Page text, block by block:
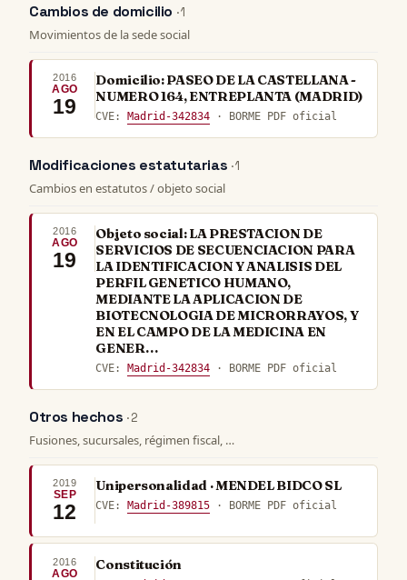
Cambios de domicilio · 1
Movimientos de la sede social
2016
AGO
19
Domicilio: PASEO DE LA CASTELLANA -
NUMERO 164, ENTREPLANTA (MADRID)
CVE: Madrid-342834 · BORME PDF oficial
Modificaciones estatutarias · 1
Cambios en estatutos / objeto social
2016
AGO
19
Objeto social: LA PRESTACION DE
SERVICIOS DE SECUENCIACION PARA
LA IDENTIFICACION Y ANALISIS DEL
PERFIL GENETICO HUMANO,
MEDIANTE LA APLICACION DE
BIOTECNOLOGIA DE MICRORRAYOS, Y
EN EL CAMPO DE LA MEDICINA EN
GENER…
CVE: Madrid-342834 · BORME PDF oficial
Otros hechos · 2
Fusiones, sucursales, régimen fiscal, …
2019
SEP
12
Unipersonalidad · MENDEL BIDCO SL
CVE: Madrid-389815 · BORME PDF oficial
2016
AGO
Constitución